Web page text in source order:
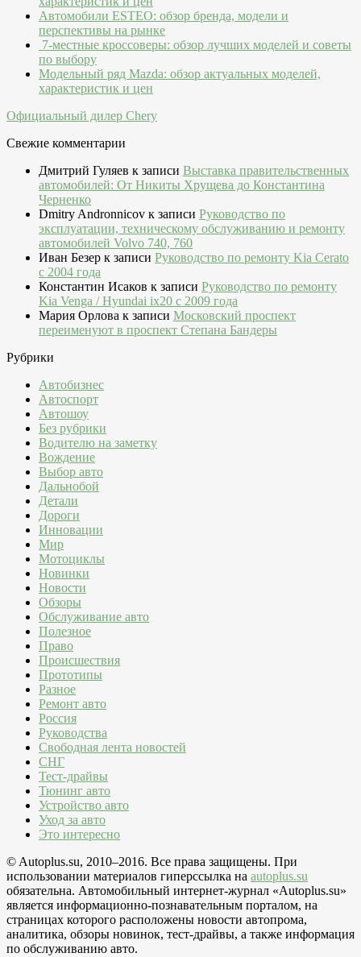
Автомобили ESTEO: обзор бренда, модели и
перспективы на рынке
7-местные кроссоверы: обзор лучших моделей и советы
по выбору
Модельный ряд Mazda: обзор актуальных моделей,
характеристик и цен
Официальный дилер Chery
Свежие комментарии
Дмитрий Гуляев к записи Выставка правительственных
автомобилей: От Никиты Хрущева до Константина
Черненко
Dmitry Andronnicov к записи Руководство по
эксплуатации, техническому обслуживанию и ремонту
автомобилей Volvo 740, 760
Иван Безер к записи Руководство по ремонту Kia Cerato
c 2004 года
Константин Исаков к записи Руководство по ремонту
Kia Venga / Hyundai ix20 c 2009 года
Мария Орлова к записи Московский проспект
переименуют в проспект Степана Бандеры
Рубрики
Автобизнес
Автоспорт
Автошоу
Без рубрики
Водителю на заметку
Вождение
Выбор авто
Дальнобой
Детали
Дороги
Инновации
Мир
Мотоциклы
Новинки
Новости
Обзоры
Обслуживание авто
Полезное
Право
Происшествия
Прототипы
Разное
Ремонт авто
Россия
Руководства
Свободная лента новостей
СНГ
Тест-драйвы
Тюнинг авто
Устройство авто
Уход за авто
Это интересно
© Autoplus.su, 2010–2016. Все права защищены. При
использовании материалов гиперссылка на autoplus.su
обязательна. Автомобильный интернет-журнал «Autoplus.su»
является информационно-познавательным порталом, на
страницах которого расположены новости автопрома,
аналитика, обзоры новинок, тест-драйвы, а также информация
по обслуживанию авто.